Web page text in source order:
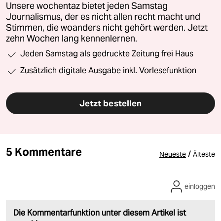
Unsere wochentaz bietet jeden Samstag
Journalismus, der es nicht allen recht macht und
Stimmen, die woanders nicht gehört werden. Jetzt
zehn Wochen lang kennenlernen.
Jeden Samstag als gedruckte Zeitung frei Haus
Zusätzlich digitale Ausgabe inkl. Vorlesefunktion
Jetzt bestellen
5 Kommentare Neueste / Älteste
Die Kommentarfunktion unter diesem Artikel ist
einloggen